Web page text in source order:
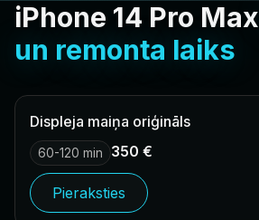
iPhone 14 Pro Max
un remonta laiks
Displeja maiņa oriģināls
60-120 min 350 €
Pieraksties